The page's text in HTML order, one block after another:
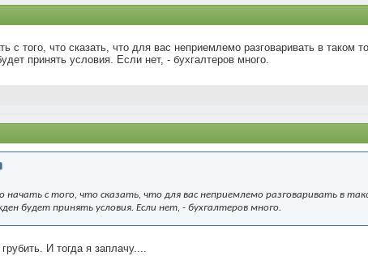
с того, что сказать, что для вас неприемлемо разговаривать в
принять условия. Если нет, - бухгалтеров много.
с того, что сказать, что для вас неприемлемо разговаривать в
будет принять условия. Если нет, - бухгалтеров много.
И тогда я заплачу....